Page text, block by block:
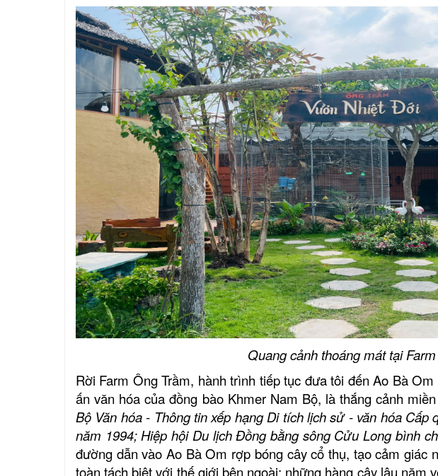
Quang cảnh thoáng mát tại
Rời Farm Ông Trầm, hành trình tiếp tục đưa tôi đến Ao Bà
ấn văn hóa của đồng bào Khmer Nam Bộ, là thắng cảnh
Bộ Văn hóa - Thông tin xếp hạng Di tích lịch sử - văn hóa Cấp
năm 1994; Hiệp hội Du lịch Đồng bằng sông Cửu Long bình
đường dẫn vào Ao Bà Om rợp bóng cây cổ thụ, tạo cảm giác
toàn tách biệt với thế giới bên ngoài; những hàng cây lâu năm
Khu tưởng niệm cố Thủ tướng Võ
Văn Kiệt
BẢO TÀNG VĨNH LONG
Khu lưu niệm Giáo sư, Viện sĩ
Trần Đại Nghĩa
Khu lưu niệm Chủ
Bộ trưởng Phạm
KHU DU LỊCH VINH
VĂN THÁNH MIẾU